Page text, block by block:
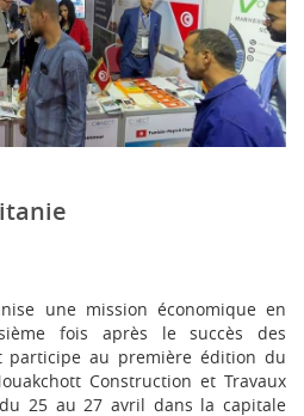
une mission économique en
fois après le succès des
participe au première édition du
Construction et Travaux
25 au 27 avril dans la capitale